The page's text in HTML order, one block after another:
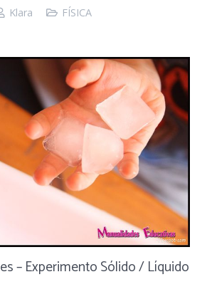
Klara FÍSICA
– Experimento Sólido / Líquido